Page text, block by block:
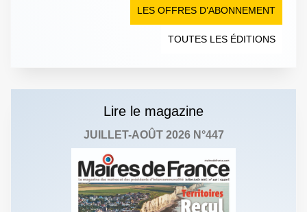
LES OFFRES D’ABONNEMENT
TOUTES LES ÉDITIONS
Lire le magazine
JUILLET-AOÛT 2026 N°447